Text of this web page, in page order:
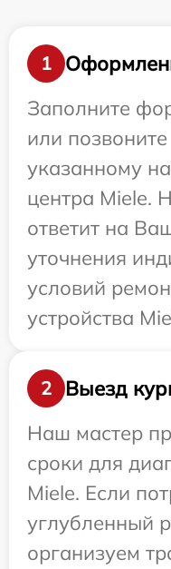
1
Заполните
или
указанному
центра Miele.
ответит на
уточнения
условий
устройства
2
Выезд
Наш мастер
сроки для
Miele. Если
углубленный
организуем